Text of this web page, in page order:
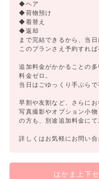
◆ヘア
◆荷物預け
◆着替え
◆返却
まで完結できるから、当日
このプランさえ予約すれ
追加料金がかかることの
料金ゼロ。
当日はごゆっくり手ぶら
早割や友割など、さらに
写真撮影やオプション小
の方も、別途追加料金にて
詳しくはお気軽にお問い合
はかま上下